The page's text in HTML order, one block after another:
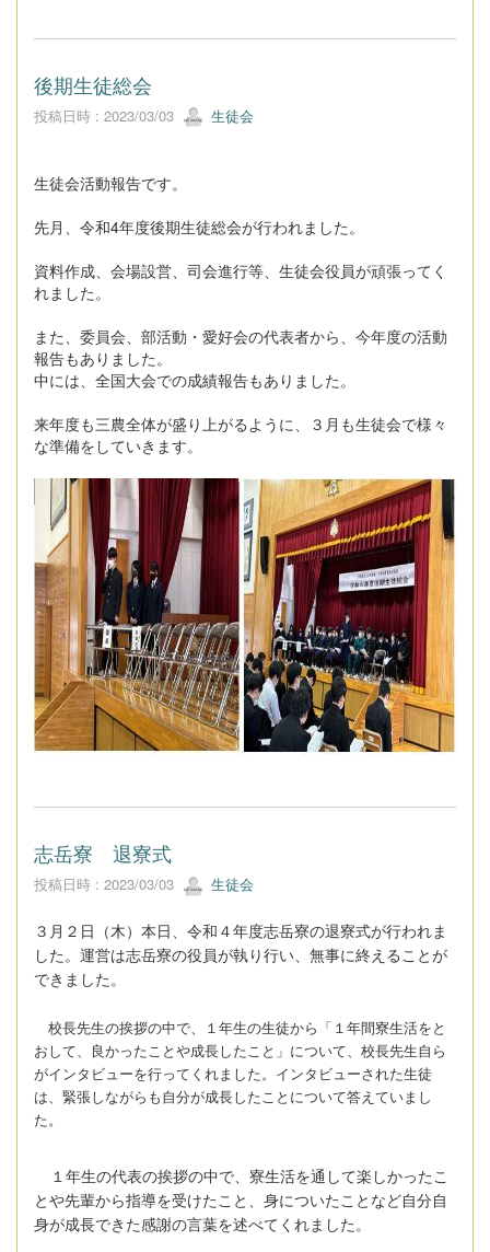
後期生徒総会
投稿日時 : 2023/03/03 生徒会
生徒会活動報告です。
先月、令和4年度後期生徒総会が行われました。
資料作成、会場設営、司会進行等、生徒会役員が頑張ってく
れました。
また、委員会、部活動・愛好会の代表者から、今年度の活動
報告もありました。
中には、全国大会での成績報告もありました。
来年度も三農全体が盛り上がるように、３月も生徒会で様々
な準備をしていきます。
志岳寮 退寮式
投稿日時 : 2023/03/03 生徒会
３月２日（木）本日、令和４年度志岳寮の退寮式が行われま
した。運営は志岳寮の役員が執り行い、無事に終えることが
できました。
校長先生の挨拶の中で、１年生の生徒から「１年間寮生活をと
おして、良かったことや成長したこと」について、校長先生自ら
がインタビューを行ってくれました。インタビューされた生徒
は、緊張しながらも自分が成長したことについて答えていまし
た。
１年生の代表の挨拶の中で、寮生活を通して楽しかったこ
とや先輩から指導を受けたこと、身についたことなど自分自
身が成長できた感謝の言葉を述べてくれました。